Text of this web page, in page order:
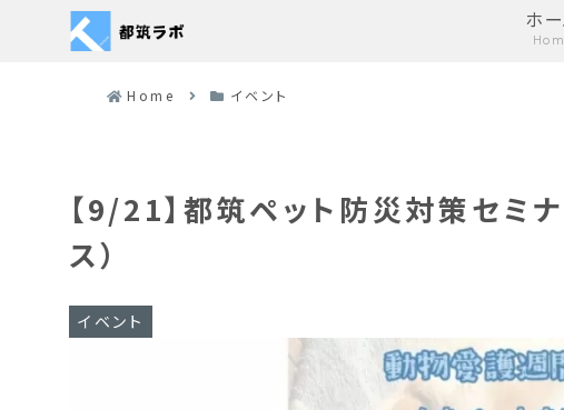
ホ
Home イベント
【9/21】都筑ペット防災対策セミ
ス）
イベント